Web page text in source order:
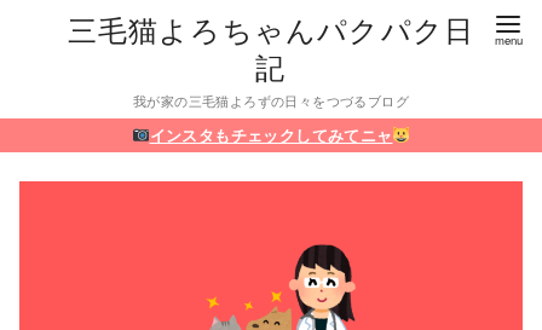
三毛猫よろちゃんパクパク日
記
我が家の三毛猫よろずの日々をつづるブログ
インスタもチェックしてみてニャ